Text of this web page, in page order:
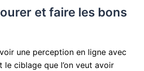
et faire les bons
une perception en ligne avec
le ciblage que l’on veut avoir